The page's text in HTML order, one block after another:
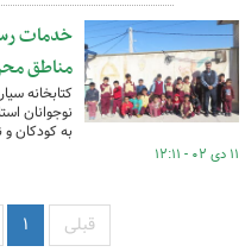
خدمات
مناطق
کتابخانه
نوجوانان
به کودکان
۱۱ دی ۰۲ - ۱۲:۱۱
قبلی ۱